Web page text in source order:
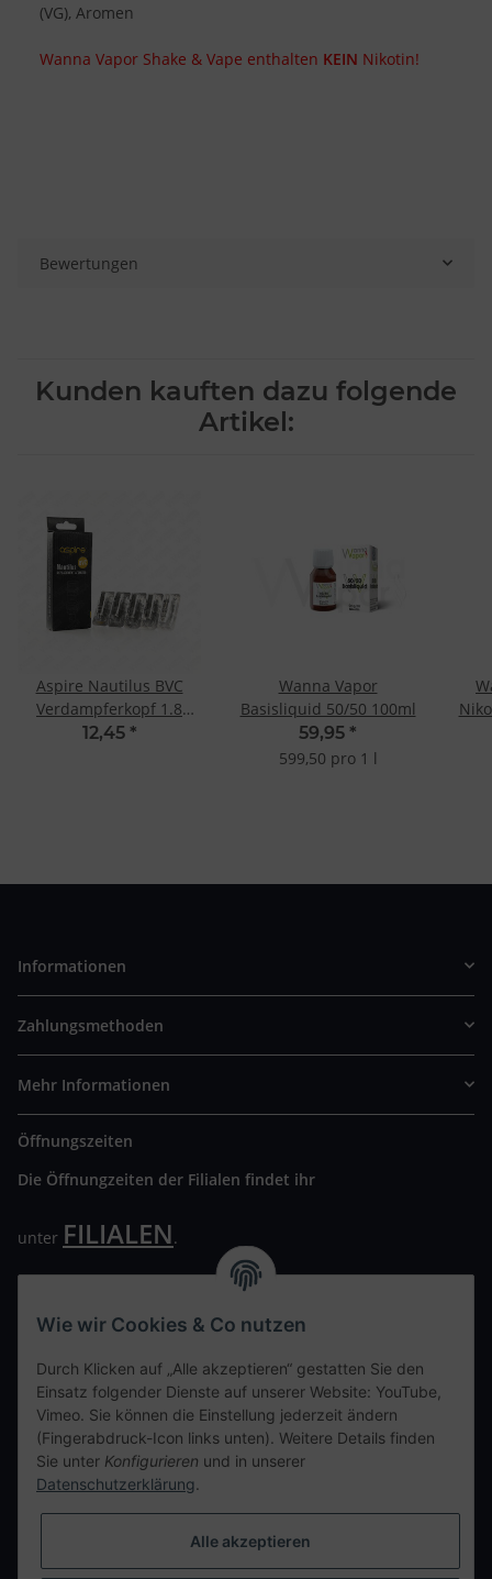
(VG), Aromen
Wanna Vapor Shake & Vape enthalten KEIN Nikotin!
Bewertungen
Kunden kauften dazu folgende
Artikel:
Aspire Nautilus BVC
Verdampferkopf 1.8
Ohm (5 Stk.)
12,45 *
Wanna Vapor
Basisliquid 50/50 100ml
59,95 *
599,50 pro 1 l
Informationen
Zahlungsmethoden
Mehr Informationen
Öffnungszeiten
Die Öffnungzeiten der Filialen findet ihr
unter FILIALEN.
Wir freuen uns auf Euren Besuch. Bitte beachtet die
Kontaktdaten
tweet
teilen
Wie wir Cookies & Co nutzen
Durch Klicken auf „Alle akzeptieren“ gestatten Sie den
Einsatz folgender Dienste auf unserer Website: YouTube,
Vimeo. Sie können die Einstellung jederzeit ändern
(Fingerabdruck-Icon links unten). Weitere Details finden
Sie unter Konfigurieren und in unserer
Datenschutzerklärung.
Alle akzeptieren